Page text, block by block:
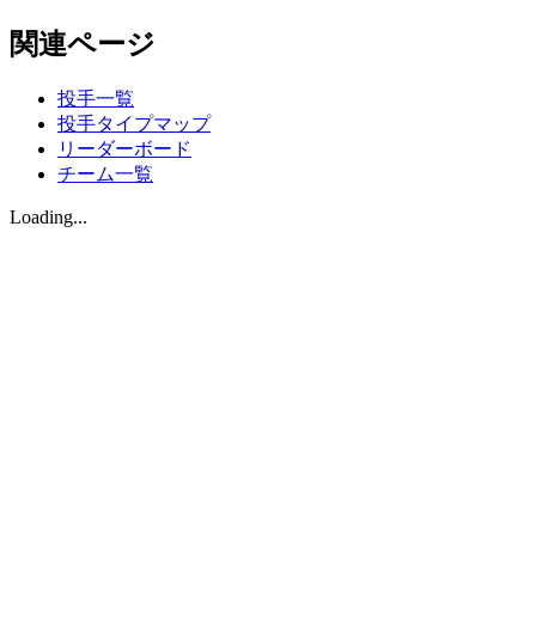
関連ページ
投手一覧
投手タイプマップ
リーダーボード
チーム一覧
Loading...